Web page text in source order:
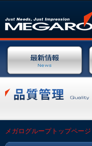
メガログループトップページ